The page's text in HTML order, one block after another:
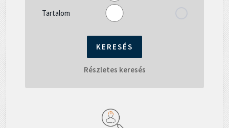
Tartalom
Részletes keresés